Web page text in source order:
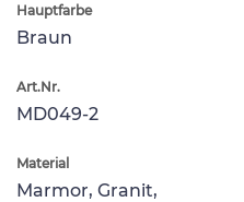
Hauptfarbe
Braun
Art.Nr.
MD049-2
Material
Marmor, Granit,